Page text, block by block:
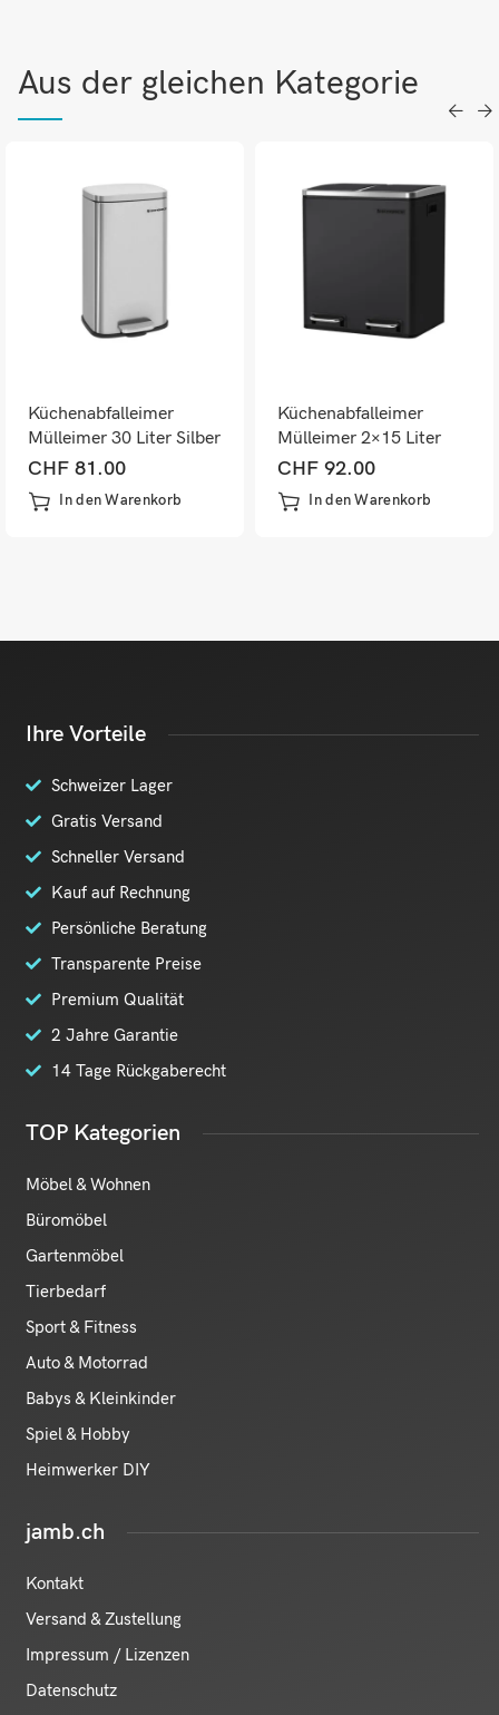
Aus der gleichen Kategorie
Küchenabfalleimer
Mülleimer 30 Liter Silber
CHF 81.00
In den Warenkorb
Küchenabfalleimer
Mülleimer 2×15 Liter
Schwarz
CHF 92.00
In den Warenkorb
Ihre Vorteile
Schweizer Lager
Gratis Versand
Schneller Versand
Kauf auf Rechnung
Persönliche Beratung
Transparente Preise
Premium Qualität
2 Jahre Garantie
14 Tage Rückgaberecht
TOP Kategorien
Möbel & Wohnen
Büromöbel
Gartenmöbel
Tierbedarf
Sport & Fitness
Auto & Motorrad
Babys & Kleinkinder
Spiel & Hobby
Heimwerker DIY
jamb.ch
Kontakt
Versand & Zustellung
Impressum / Lizenzen
Datenschutz